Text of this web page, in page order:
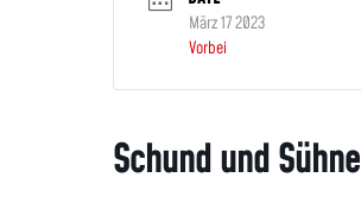
März 17 2023
Vorbei
Schund und Sühne